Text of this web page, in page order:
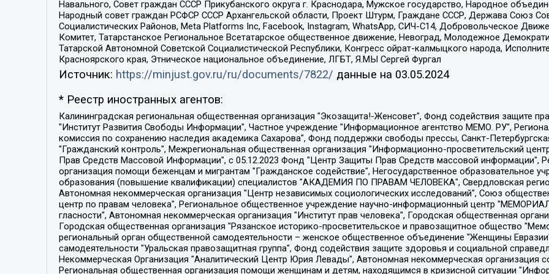
Навального, Совет граждан СССР Прикубанского округа г. Краснодара, Мужское государство, Народное
Народный совет граждан РСФСР СССР Архангельской области, Проект Штурм, Граждане СССР, Держава Союз
Социалистических Районов, Meta Platforms Inc, Facebook, Instagram, WhatsApp, СИЧ-С14, Добровольческое
Комитет, Татарстанское Региональное Всетатарское общественное движение, Невоград, Молодежное
Татарской Автономной Советской Социалистической Республики, Конгресс ойрат-калмыцкого народа,
Красноярского края, Этническое национальное объединение, ЛГБТ, Я.МЫ Сергей Фургал
Источник: https://minjust.gov.ru/ru/documents/7822/ данные на 03.05.2024
* Реестр иностранных агентов:
Калининградская региональная общественная организация "Экозащита!-Женсовет", Фонд содействия защите прав и свобод граждан "Общественный вердикт", Фонд "Институт Развития Свободы Информации", Частное учреждение "Информационное агентство МЕМО. РУ", Региональная общественная организация "Общественная комиссия по сохранению наследия академика Сахарова", Фонд поддержки свободы прессы, Санкт-Петербургская общественная правозащитная организация "Гражданский контроль", Межрегиональная общественная организация "Информационно-просветительский центр "Мемориал", Региональный Фонд "Центр Защиты Прав Средств Массовой Информации", с 05.12.2023 Фонд "Центр Защиты Прав Средств массовой информации", Региональная общественная благотворительная организация помощи беженцам и мигрантам "Гражданское содействие", Негосударственное образовательное учреждение дополнительного профессионального образования (повышение квалификации) специалистов "АКАДЕМИЯ ПО ПРАВАМ ЧЕЛОВЕКА", Свердловская региональная общественная организация "Сутяжник", Автономная некоммерческая организация "Центр независимых социологических исследований", Союз общественных объединений "Российский исследовательский центр по правам человека", Региональное общественное учреждение научно-информационный центр "МЕМОРИАЛ", Некоммерческая организация "Фонд защиты гласности", Автономная некоммерческая организация "Институт прав человека", Городская общественная организация "Екатеринбургское общество "МЕМОРИАЛ", Городская общественная организация "Рязанское историко-просветительское и правозащитное общество "Мемориал" (Рязанский Мемориал), Челябинский региональный орган общественной самодеятельности – женское общественное объединение "Женщины Евразии", Челябинский региональный орган общественной самодеятельности "Уральская правозащитная группа", Фонд содействия защите здоровья и социальной справедливости имени Андрея Рылькова, Автономная Некоммерческая Организация "Аналитический Центр Юрия Левады", Автономная некоммерческая организация социальной поддержки населения "Проект Апрель", Региональная общественная организация помощи женщинам и детям, находящимся в кризисной ситуации "Информационно-методический центр "Анна", Фонд содействия развитию массовых коммуникаций и правовому просвещению "Так-так-Так", Фонд содействия устойчивому развитию "Серебряная тайга", Свердловский региональный общественный фонд социальных проектов "Новое время", "Idel.Реалии", Кавказ.Реалии, Крым.Реалии, Телеканал Настоящее Время, Татаро-башкирская служба Радио Свобода (Azatliq Radiosi), Радио Свободная Европа/Радио Свобода (PCE/PC), "Сибирь.Реалии", "Фактограф", Благотворительный фонд помощи осужденным и их семьям, Автономная некоммерческая организация "Институт глобализации и социальных движений", Фонд "В защиту прав заключенных", Частное учреждение "Центр поддержки и содействия развитию средств массовой информации", Пензенский региональный общественный благотворительный фонд "Гражданский союз", "Север.Реалии", Некоммерческая организация Фонд "Правовая инициатива", Общество с ограниченной ответственностью "Радио Свободная Европа/Радио Свобода", Чешское информационное агентство "MEDIUM-ORIENT", Красноярская региональная общественная организация "Мы против СПИДа", Камалягин Денис Николаевич, Маркелов Сергей Евгеньевич, Пономарев Лев Александрович, Савицкая Людмила Алексеевна, Автономная некоммерческая организация "Центр по работе с проблемой насилия "НАСИЛИЮ.НЕТ", Межрегиональный профессиональный союз работников здравоохранения "Альянс врачей", Юридическое лицо, зарегистрированное в Латвийской Республике, SIA "Medusa Project" (регистрационный номер 40103797863, дата регистрации 10.06.2014), Некоммерческая организация "Фонд по борьбе с коррупцией", Автономная некоммерческая организация "Институт права и публичной политики", Баданин Роман Сергеевич, Гликин Максим Александрович, Железнова Мария Михайловна, Лукьянова Юлия Сергеевна, Маетная Елизавета Витальевна, Маняхин Петр Борисович, Чуракова Ольга Владимировна, Ярош Юлия Петровна, Юридическое лицо "The Insider SIA", зарегистрированное в Риге, Латвийская Республика (дата регистрации 26.06.2015), являющееся администратором доменного имени интернет-издания "The Insider SIA", https://theins.ru, Постернак Алексей Евгеньевич, Рубин Михаил Аркадьевич, Анин Роман Александрович, Юридическое лицо Istories fonds, зарегистрированное в Латвийской Республике (регистрационный номер 50008295751, дата регистрации 24.02.2020), Великовский Дмитрий Александрович, Долинина Ирина Николаевна, Мароховская Алеся Алексеевна, Шлейнов Роман Юрьевич, Шмагун Олеся Валентиновна, Общество с ограниченной ответственностью "Альтаир 2021", Общество с ограниченной ответственностью "Вега 2021", Общество с ограниченной ответственностью "Главный редактор 2021", Общество с ограниченной ответственностью "Ромашки монолит", Важенков Артем Валерьевич, Ивановская областная общественная организация "Центр гендерных исследований", Гурман Юрий Альбертович, Медиапроект "ОВД-Инфо", Егоров Владимир Владимирович, Жилинский Владимир Александрович, Общество с ограниченной ответственностью "ЗП", Иванова София Юрьевна, Карезина Инна Павловна, Кильтау Екатерина Викторовна, Петров Алексей Викторович, Пискунов Сергей Евгеньевич, Смирнов Сергей Сергеевич, Тихонов Михаил Сергеевич, Общество с ограниченной ответственностью "ЖУРНАЛИСТ-ИНОСТРАННЫЙ АГЕНТ", Арапова Галина Юрьевна, Вольтская Татьяна Анатольевна, Американская компания "Mason G.E.S. Anonymous Foundation" (США), являющаяся владельцем интернет-издания https://mnews.world/, Компания "Stichting Bellingcat", зарегистрированная в Нидерландах (дата регистрации 11.07.2018), Захаров Андрей Вячеславович, Клепиковская Екатерина Дмитриевна, Общество с ограниченной ответственностью "МЕМО", Перл Роман Александрович, Симонов Евгений Алексеевич, Соловьева Елена Анатольевна, Сотников Даниил Владимирович, Сурначева Елизавета Дмитриевна, Автономная некоммерческая организация по защите прав человека и информированию населения "Якутия – Наше Мнение", Общество с ограниченной ответственностью "Москоу диджитал медиа", с 26.01.2023 Общество с ограниченной ответственностью "Чайка Белые сады", Ветошкина Валерия Валерьевна, Заговора Максим Александрович, Межрегиональное общественное движение "Российская ЛГБТ - сеть", Оленичев Максим Владимирович, Павлов Иван Юрьевич, Скворцова Елена Сергеевна, Общество с ограниченной ответственностью "Как бы инагент", Кочетков Игорь Викторович, Общество с ограниченной ответственностью "Честные выборы", Еланчик Олег Александрович, Общество с ограниченной ответственностью "Нобелевский призыв", Гималова Регина Эмилевна, Григорьев Андрей Валерьевич, Григорьева Алина Александровна, Ассоциация по содействию защите прав призывников, альтернативнослужащих и военнослужащих "Правозащитная